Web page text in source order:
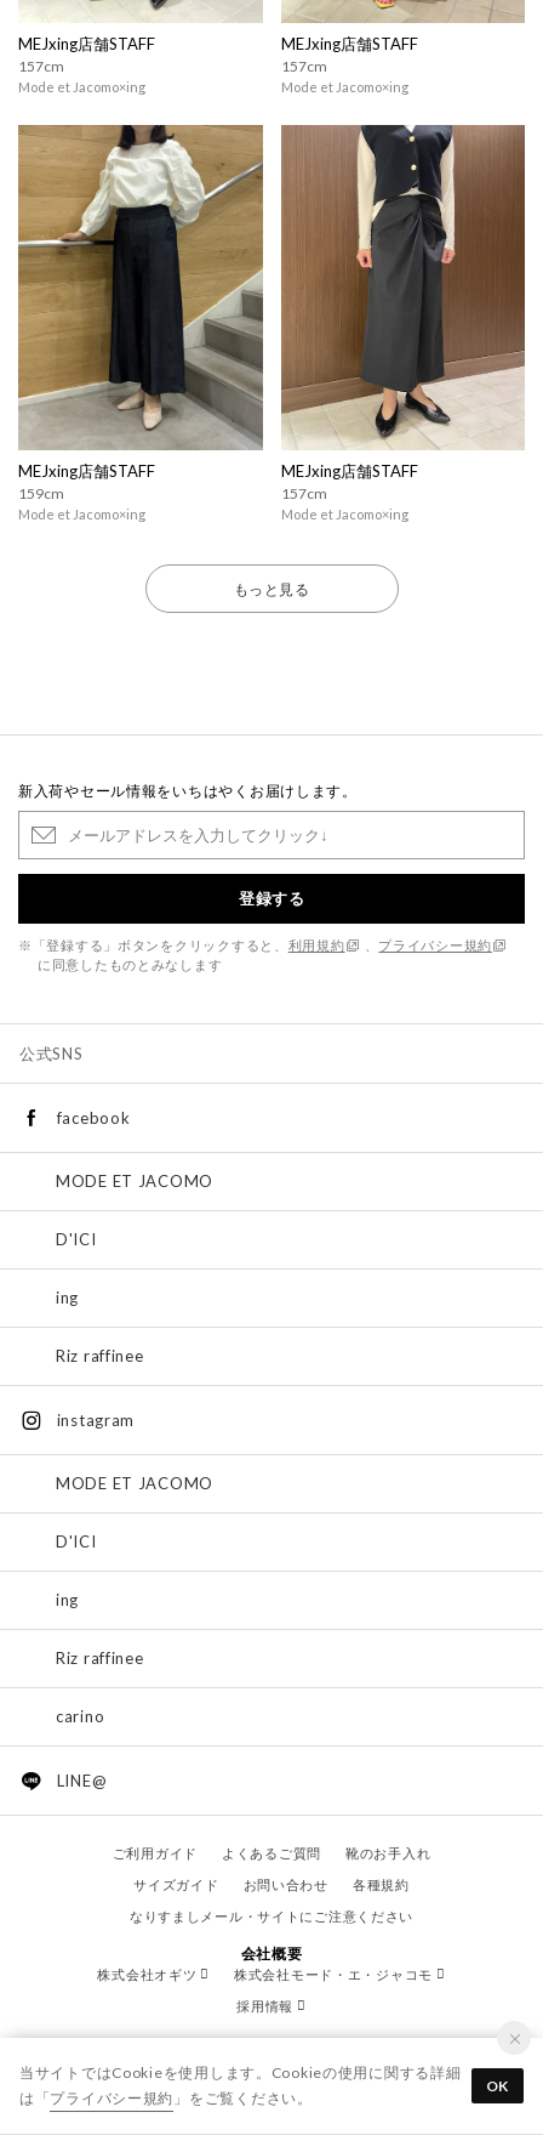
MEJxing店舗STAFF
157cm
Mode et Jacomo×ing
MEJxing店舗STAFF
157cm
Mode et Jacomo×ing
MEJxing店舗STAFF
159cm
Mode et Jacomo×ing
MEJxing店舗STAFF
157cm
Mode et Jacomo×ing
もっと見る
新入荷やセール情報をいちはやくお届けします。
登録する
※「登録する」ボタンをクリックすると、 利用規約
プライバシー規約
に同意したものとみなします
公式SNS
facebook
MODE ET JACOMO
D'ICI
ing
Riz raffinee
instagram
MODE ET JACOMO
D'ICI
ing
Riz raffinee
carino
LINE@
ご利用ガイド よくあるご質問
靴のお手入れ
サイズガイド
お問い合わせ
各種規約
なりすましメール・サイトにご注意ください
会社概要
株式会社オギツ
株式会社モード・エ・ジャコモ
採用情報
© OGITSU CO.,LTD. / All Right Reserved.
当サイトではCookieを使用します。Cookieの使用に関する詳細
は「プライバシー規約 」をご覧ください。
OK